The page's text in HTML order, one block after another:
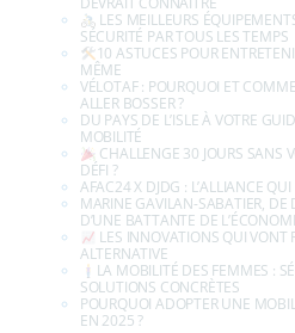
LES MEILLEURS
SÉCURITÉ PAR TOUS LES TEMPS
10 ASTUCES POUR
MÊME
VÉLOTAF : POURQUOI ET
ALLER BOSSER ?
DU PAYS DE L’ISLE À VOTRE
MOBILITÉ
CHALLENGE 30 JOURS SANS
DÉFI ?
AFAC24 X DJDG : L’ALLIANCE
MARINE GAVILAN-SABATIER, DE
D’UNE BATTANTE DE
LES INNOVATIONS QUI VONT
ALTERNATIVE
LA MOBILITÉ DES FEMMES :
SOLUTIONS CONCRÈTES
POURQUOI ADOPTER UNE
EN 2025 ?